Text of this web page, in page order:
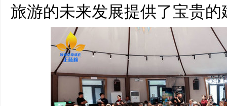
旅游的未来发展提供了宝贵的